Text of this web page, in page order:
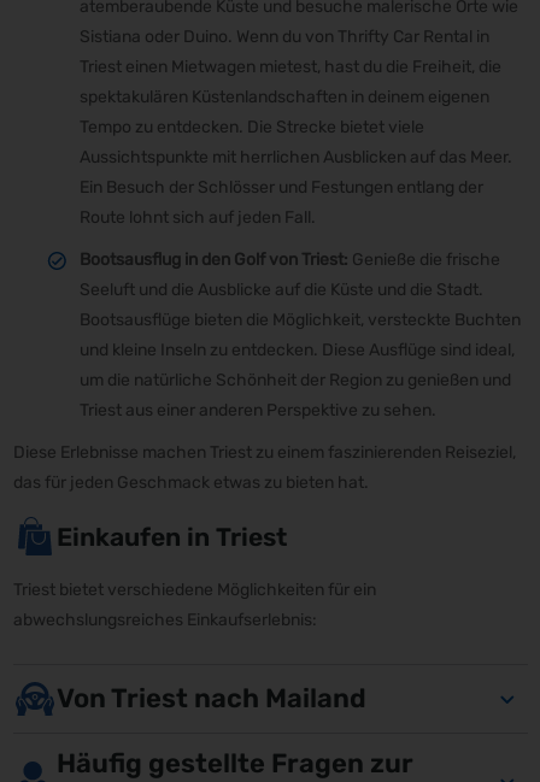
atemberaubende Küste und besuche malerische Orte wie
Sistiana oder Duino. Wenn du von Thrifty Car Rental in
Triest einen Mietwagen mietest, hast du die Freiheit, die
spektakulären Küstenlandschaften in deinem eigenen
Tempo zu entdecken. Die Strecke bietet viele
Aussichtspunkte mit herrlichen Ausblicken auf das Meer.
Ein Besuch der Schlösser und Festungen entlang der
Route lohnt sich auf jeden Fall.
Bootsausflug in den Golf von Triest: Genieße die frische
Seeluft und die Ausblicke auf die Küste und die Stadt.
Bootsausflüge bieten die Möglichkeit, versteckte Buchten
und kleine Inseln zu entdecken. Diese Ausflüge sind ideal,
um die natürliche Schönheit der Region zu genießen und
Triest aus einer anderen Perspektive zu sehen.
Diese Erlebnisse machen Triest zu einem faszinierenden Reiseziel,
das für jeden Geschmack etwas zu bieten hat.
Einkaufen in Triest
Triest bietet verschiedene Möglichkeiten für ein
abwechslungsreiches Einkaufserlebnis:
Von Triest nach Mailand
Häufig gestellte Fragen zur